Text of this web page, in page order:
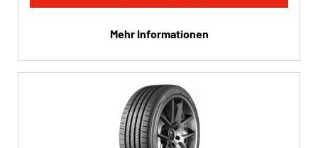
Mehr Informationen